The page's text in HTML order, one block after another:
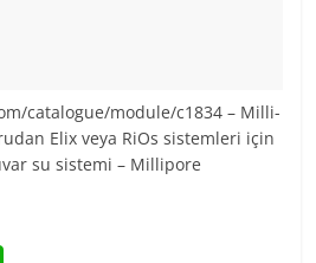
catalogue/module/c1834 – Milli-
Elix veya RiOs sistemleri için
su sistemi – Millipore